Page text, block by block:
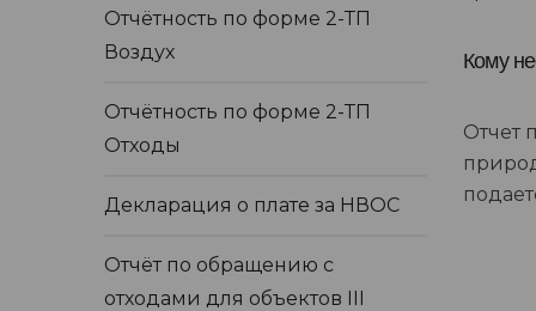
Кому
Отчет
Отчётность по форме 2-ТП
Воздух
Отчётность по форме 2-ТП
Отходы
Декларация о плате за НВОС
Отчёт по обращению с
отходами для объектов III